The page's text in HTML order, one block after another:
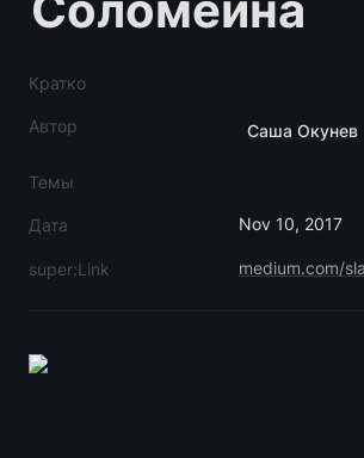
Кратко
Автор Саша Окунев
Темы
Дата Nov 10, 2017
super:Link